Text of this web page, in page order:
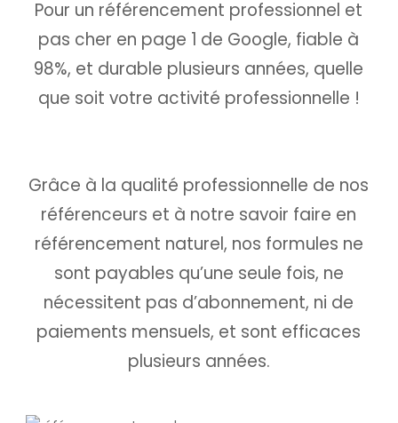
Pour un référencement professionnel et
pas cher en page 1 de Google, fiable à
98%, et durable plusieurs années, quelle
que soit votre activité professionnelle !
Grâce à la qualité professionnelle de nos
référenceurs et à notre savoir faire en
référencement naturel, nos formules ne
sont payables qu’une seule fois, ne
nécessitent pas d’abonnement, ni de
paiements mensuels, et sont efficaces
plusieurs années.